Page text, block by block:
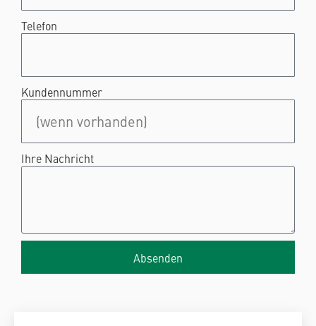
Telefon
Kundennummer
Ihre Nachricht
Absenden